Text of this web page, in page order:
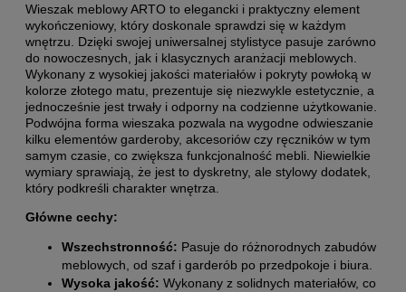
Wieszak meblowy ARTO to elegancki i praktyczny element
wykończeniowy, który doskonale sprawdzi się w każdym
wnętrzu. Dzięki swojej uniwersalnej stylistyce pasuje zarówno
do nowoczesnych, jak i klasycznych aranżacji meblowych.
Wykonany z wysokiej jakości materiałów i pokryty powłoką w
kolorze złotego matu, prezentuje się niezwykle estetycznie, a
jednocześnie jest trwały i odporny na codzienne użytkowanie.
Podwójna forma wieszaka pozwala na wygodne odwieszanie
kilku elementów garderoby, akcesoriów czy ręczników w tym
samym czasie, co zwiększa funkcjonalność mebli. Niewielkie
wymiary sprawiają, że jest to dyskretny, ale stylowy dodatek,
który podkreśli charakter wnętrza.
Główne cechy:
Wszechstronność: Pasuje do różnorodnych zabudów
meblowych, od szaf i garderób po przedpokoje i biura.
Wysoka jakość: Wykonany z solidnych materiałów, co